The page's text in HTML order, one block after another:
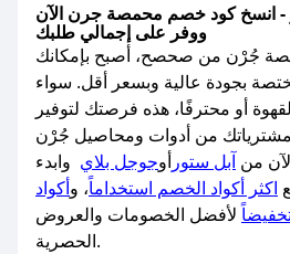
- انسخ كود خصم محمصة جرن الآن
جُرْن من صحصح، أصبح بإمكانك
بجودة عالية وبسعر أقل. سواء
أو محترفًا، هذه فرصتك لتوفير
من آبل ستور أوجوجل بلاي وابدء
اكثر أكواد الخصم استخداماً، وأكواد
لأفضل الخصومات والعروض
الحصرية.